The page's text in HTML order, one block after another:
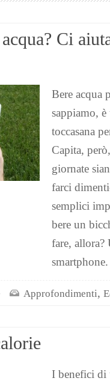
Ci
Bere acqua
sappiamo,
toccasana
Capita,
giornate
farci
semplici
bere un
fare,
Approfondimenti,
I benefici di